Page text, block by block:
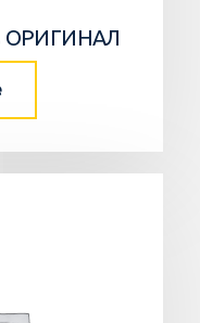
ОРИГИНАЛ